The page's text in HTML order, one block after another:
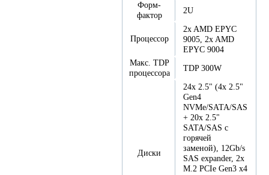
Форм-
фактор
2U
Процессор
2x AMD EPYC
9005, 2x AMD
EPYC 9004
Макс. TDP
процессора
TDP 300W
Диски
24x 2.5" (4x 2.5"
Gen4
NVMe/SATA/SAS
+ 20x 2.5"
SATA/SAS с
горячей
заменой), 12Gb/s
SAS expander, 2x
M.2 PCIe Gen3 x4